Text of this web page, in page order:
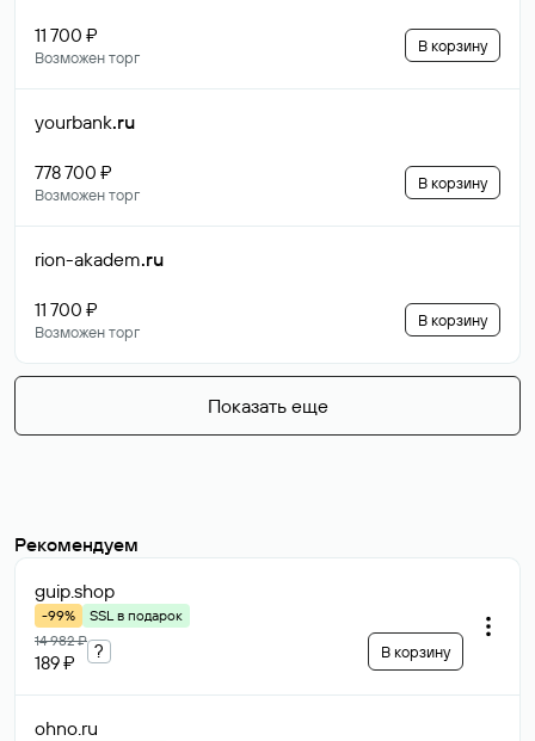
11 700 ₽
Возможен торг
В корзину
yourbank.ru
778 700 ₽
Возможен торг
В корзину
rion-akadem.ru
11 700 ₽
Возможен торг
В корзину
Показать еще
Рекомендуем
guip.shop
-99%
SSL в подарок
14 982 ₽
189 ₽
? В корзину
ohno.ru